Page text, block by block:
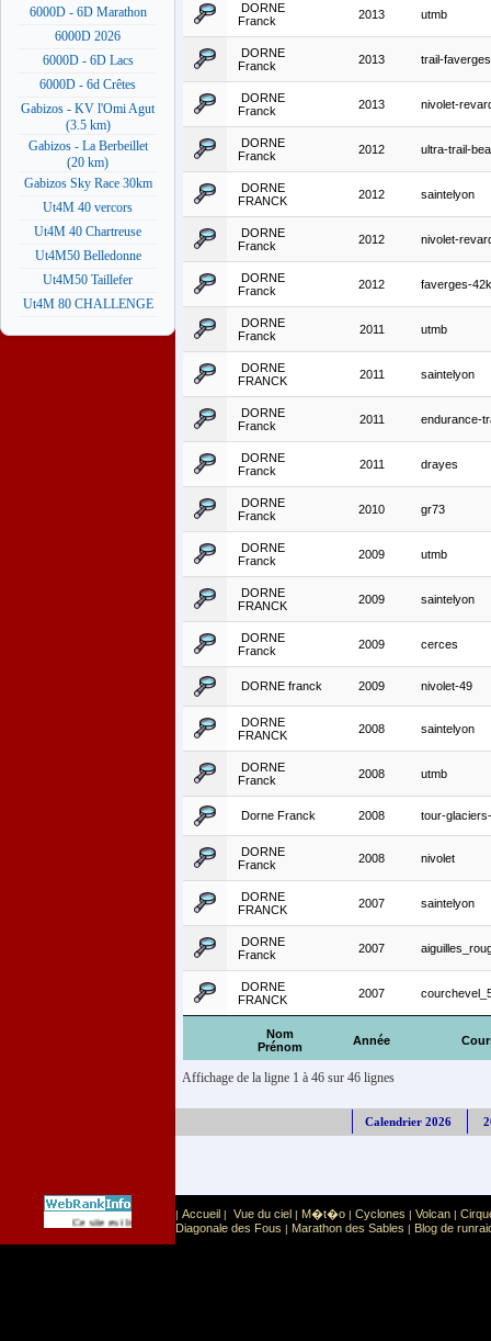
6000D - 6D Marathon
6000D 2026
6000D - 6D Lacs
6000D - 6d Crêtes
Gabizos - KV l'Omi Agut
(3.5 km)
Gabizos - La Berbeillet
(20 km)
Gabizos Sky Race 30km
Ut4M 40 vercors
Ut4M 40 Chartreuse
Ut4M50 Belledonne
Ut4M50 Taillefer
Ut4M 80 CHALLENGE
Nom
Prénom
Année
DORNE
Franck
2013 utmb
DORNE
Franck
2013 trail-
DORNE
Franck
2013 nivolet-
DORNE
Franck
2012 ultra-trail-
DORNE
FRANCK
2012 saintelyon
DORNE
Franck
2012 nivolet-
DORNE
Franck
2012 faverges-
DORNE
Franck
2011 utmb
DORNE
FRANCK
2011 saintelyon
DORNE
Franck
2011 endurance-
DORNE
Franck
2011 drayes
DORNE
Franck
2010 gr73
DORNE
Franck
2009 utmb
DORNE
FRANCK
2009 saintelyon
DORNE
Franck
2009 cerces
DORNE franck 2009 nivolet-49
DORNE
FRANCK
2008 saintelyon
DORNE
Franck
2008 utmb
Dorne Franck 2008 tour-
DORNE
Franck
2008 nivolet
DORNE
FRANCK
2007 saintelyon
DORNE
Franck
2007
DORNE
FRANCK
2007
Affichage de la ligne 1 à 46 sur 46 lignes
Calendrier 2026
Ce site est list� dans la cat�gorie Sport: Sports extr�mes
| Accueil | Vue du ciel | M�t�o | Cyclones | Volcan |
Diagonale des Fous | Marathon des Sables | Blog de